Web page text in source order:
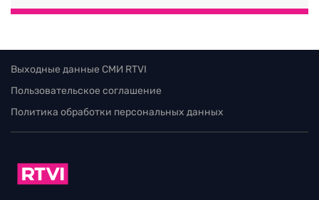
Выходные данные СМИ RTVI
Пользовательское соглашение
Политика обработки персональных данных